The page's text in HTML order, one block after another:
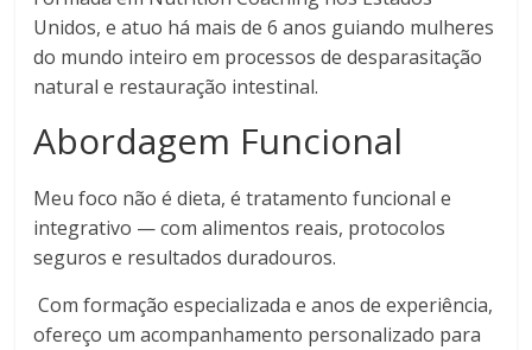
Unidos, e atuo há mais de 6 anos guiando mulheres
do mundo inteiro em processos de desparasitação
natural e restauração intestinal.
Abordagem Funcional
Meu foco não é dieta, é tratamento funcional e
integrativo — com alimentos reais, protocolos
seguros e resultados duradouros.
Com formação especializada e anos de experiência,
ofereço um acompanhamento personalizado para